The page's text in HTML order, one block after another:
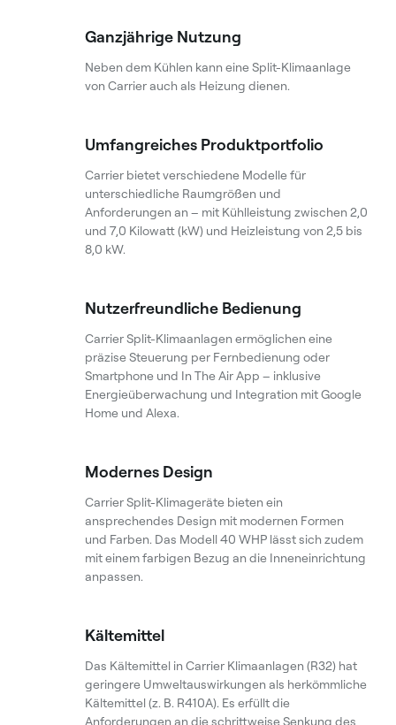
Ganzjährige Nutzung
Neben dem Kühlen kann eine Split-Klimaanlage
von Carrier auch als Heizung dienen.
Umfangreiches Produktportfolio
Carrier bietet verschiedene Modelle für
unterschiedliche Raumgrößen und
Anforderungen an – mit Kühlleistung zwischen 2,0
und 7,0 Kilowatt (kW) und Heizleistung von 2,5 bis
8,0 kW.
Nutzerfreundliche Bedienung
Carrier Split-Klimaanlagen ermöglichen eine
präzise Steuerung per Fernbedienung oder
Smartphone und In The Air App – inklusive
Energieüberwachung und Integration mit Google
Home und Alexa.
Modernes Design
Carrier Split-Klimageräte bieten ein
ansprechendes Design mit modernen Formen
und Farben. Das Modell 40 WHP lässt sich zudem
mit einem farbigen Bezug an die Inneneinrichtung
anpassen.
Kältemittel
Das Kältemittel in Carrier Klimaanlagen (R32) hat
geringere Umweltauswirkungen als herkömmliche
Kältemittel (z. B. R410A). Es erfüllt die
Anforderungen an die schrittweise Senkung des